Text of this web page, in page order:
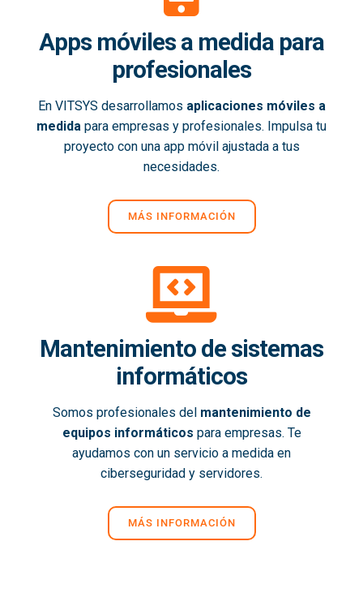
Apps móviles a medida para
profesionales
En VITSYS desarrollamos aplicaciones móviles a
medida para empresas y profesionales. Impulsa tu
proyecto con una app móvil ajustada a tus
necesidades.
MÁS INFORMACIÓN
Mantenimiento de sistemas
informáticos
Somos profesionales del mantenimiento de
equipos informáticos para empresas. Te
ayudamos con un servicio a medida en
ciberseguridad y servidores.
MÁS INFORMACIÓN